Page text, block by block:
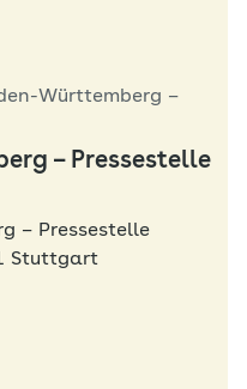
Württemberg –
– Pressestelle
– Pressestelle
Stuttgart